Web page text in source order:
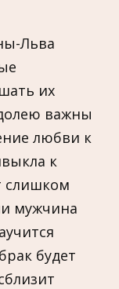
Льва
их
важны
любви к
к
слишком
мужчина
будет